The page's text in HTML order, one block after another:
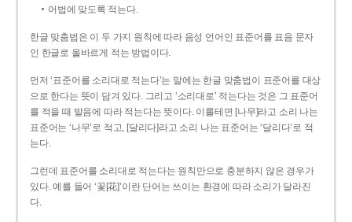
어법에 맞도록 적는다.
한글 맞춤법은 이 두 가지 원칙에 따라 음성 언어인 표준어를 표음 문자
인 한글로 올바르게 적는 방법이다.
먼저 ‘표준어를 소리대로 적는다’는 말에는 한글 맞춤법이 표준어를 대상
으로 한다는 뜻이 담겨 있다. 그리고 ‘소리대로’ 적는다는 것은 그 표준어
를 적을 때 발음에 따라 적는다는 뜻이다. 이를테면 [나무]라고 소리 나는
표준어는 ‘나무’로 적고, [달리다]라고 소리 나는 표준어는 ‘달리다’로 적
는다.
그런데 표준어를 소리대로 적는다는 원칙만으로 충분하지 않은 경우가
있다. 예를 들어 ‘꽃[花]’이란 단어는 쓰이는 환경에 따라 소리가 달라진
다.